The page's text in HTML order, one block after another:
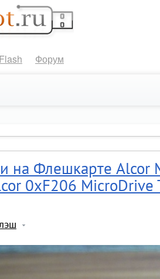
Форум
на Флешкарте Alcor
0xF206 MicroDrive